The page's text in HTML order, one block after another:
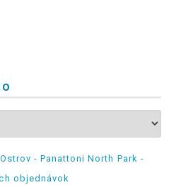
- Panattoni North Park -
objednávok